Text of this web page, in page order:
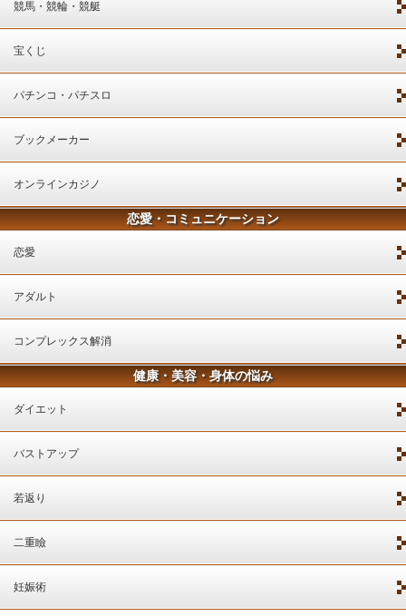
競馬・競輪・競艇
宝くじ
パチンコ・パチスロ
ブックメーカー
オンラインカジノ
恋愛・コミュニケーション
恋愛
アダルト
コンプレックス解消
健康・美容・身体の悩み
ダイエット
バストアップ
若返り
二重瞼
妊娠術